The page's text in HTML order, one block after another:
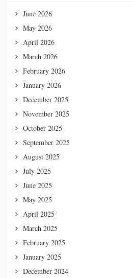
June 2026
May 2026
April 2026
March 2026
February 2026
January 2026
December 2025
November 2025
October 2025
September 2025
August 2025
July 2025
June 2025
May 2025
April 2025
March 2025
February 2025
January 2025
December 2024